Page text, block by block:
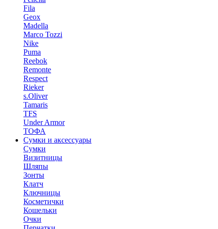
Fila
Geox
Madella
Marco Tozzi
Nike
Puma
Reebok
Remonte
Respect
Rieker
s.Oliver
Tamaris
TFS
Under Armor
ТОФА
Сумки и аксессуары
Сумки
Визитницы
Шляпы
Зонты
Клатч
Ключницы
Косметички
Кошельки
Очки